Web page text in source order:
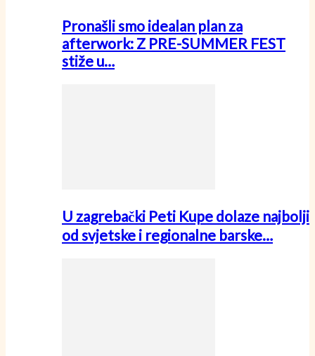
Pronašli smo idealan plan za
afterwork: Z PRE-SUMMER FEST
stiže u…
U zagrebački Peti Kupe dolaze najbolji
od svjetske i regionalne barske…